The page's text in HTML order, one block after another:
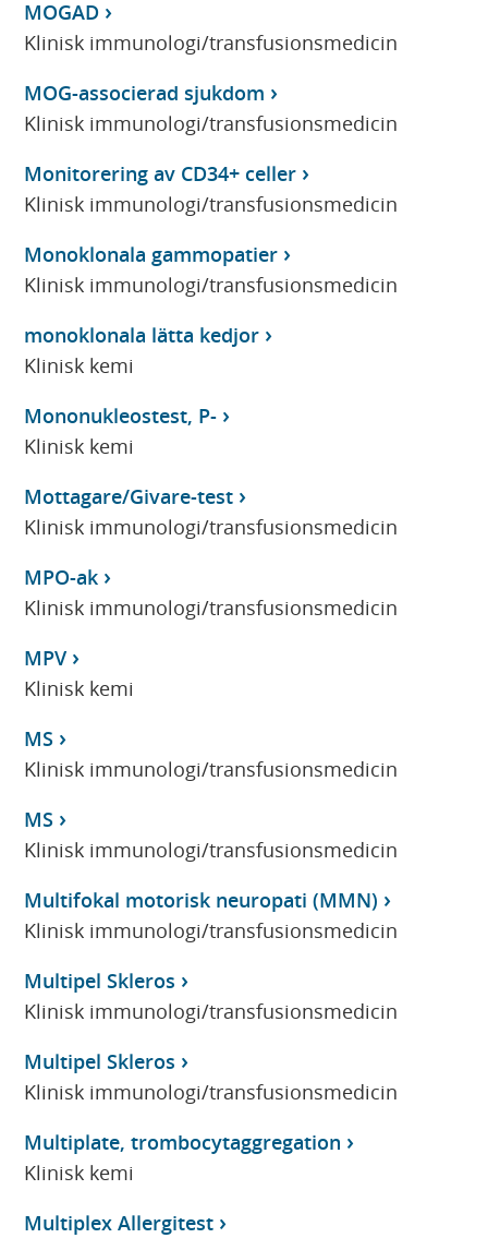
MOGAD
Klinisk immunologi/transfusionsmedicin
MOG-associerad sjukdom
Klinisk immunologi/transfusionsmedicin
Monitorering av CD34+ celler
Klinisk immunologi/transfusionsmedicin
Monoklonala gammopatier
Klinisk immunologi/transfusionsmedicin
monoklonala lätta kedjor
Klinisk kemi
Mononukleostest, P-
Klinisk kemi
Mottagare/Givare-test
Klinisk immunologi/transfusionsmedicin
MPO-ak
Klinisk immunologi/transfusionsmedicin
MPV
Klinisk kemi
MS
Klinisk immunologi/transfusionsmedicin
MS
Klinisk immunologi/transfusionsmedicin
Multifokal motorisk neuropati (MMN)
Klinisk immunologi/transfusionsmedicin
Multipel Skleros
Klinisk immunologi/transfusionsmedicin
Multipel Skleros
Klinisk immunologi/transfusionsmedicin
Multiplate, trombocytaggregation
Klinisk kemi
Multiplex Allergitest